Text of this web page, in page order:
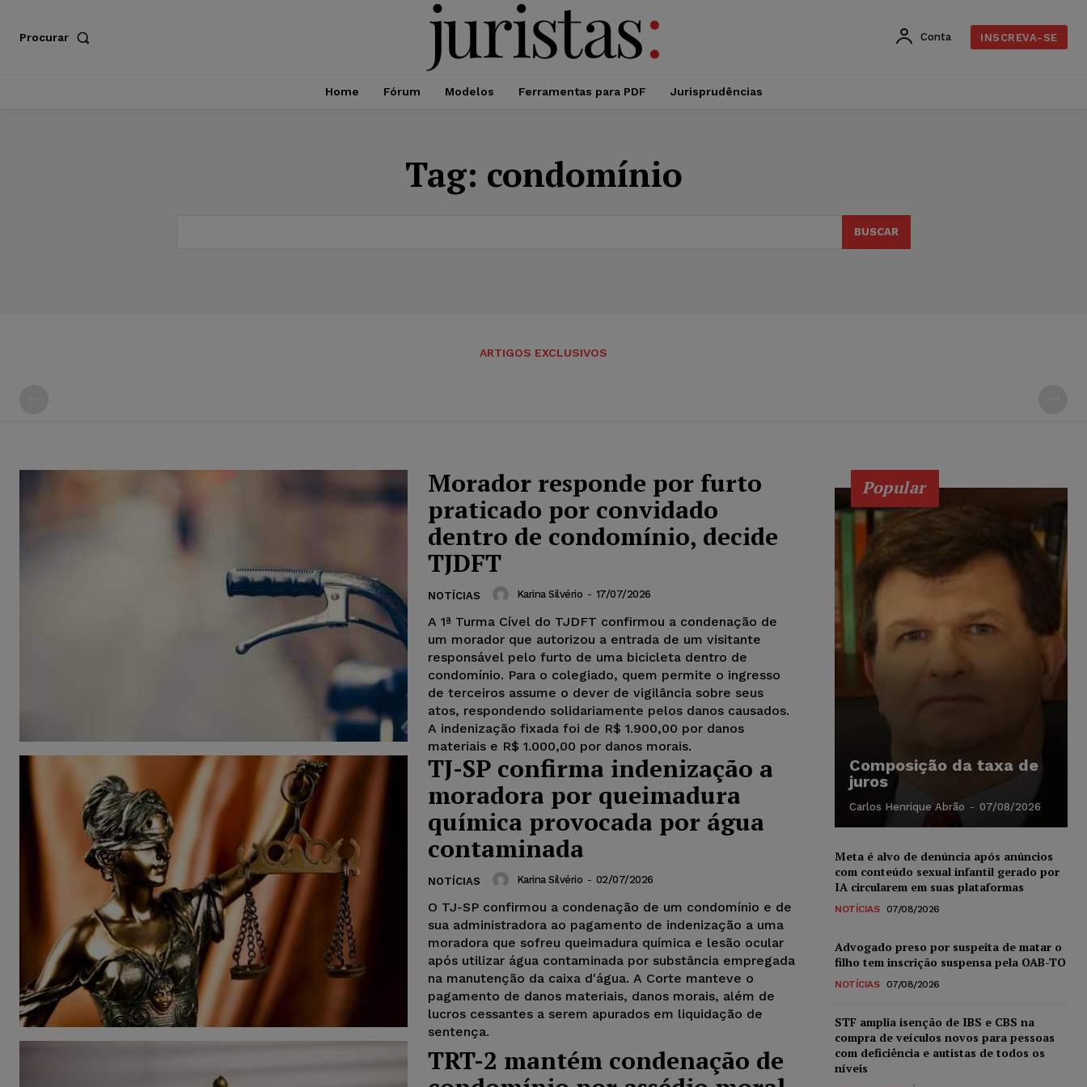
Procurar Conta INSCREVA-SE
Home Fórum Modelos Ferramentas para PDF Jurisprudências
Tag: condomínio
BUSCAR
ARTIGOS EXCLUSIVOS
Morador responde por furto
praticado por convidado
dentro de condomínio, decide
TJDFT
NOTÍCIAS Karina Silvério - 17/07/2026
A 1ª Turma Cível do TJDFT confirmou a condenação de
um morador que autorizou a entrada de um visitante
responsável pelo furto de uma bicicleta dentro de
condomínio. Para o colegiado, quem permite o ingresso
de terceiros assume o dever de vigilância sobre seus
atos, respondendo solidariamente pelos danos causados.
A indenização fixada foi de R$ 1.900,00 por danos
materiais e R$ 1.000,00 por danos morais.
TJ-SP confirma indenização a
moradora por queimadura
química provocada por água
contaminada
NOTÍCIAS Karina Silvério - 02/07/2026
O TJ-SP confirmou a condenação de um condomínio e de
sua administradora ao pagamento de indenização a uma
moradora que sofreu queimadura química e lesão ocular
após utilizar água contaminada por substância empregada
na manutenção da caixa d'água. A Corte manteve o
pagamento de danos materiais, danos morais, além de
lucros cessantes a serem apurados em liquidação de
sentença.
TRT-2 mantém condenação de
Popular
Composição da taxa de
juros
Carlos Henrique Abrão - 07/08/2026
Meta é alvo de denúncia após anúncios
com conteúdo sexual infantil gerado por
IA circularem em suas plataformas
NOTÍCIAS 07/08/2026
Advogado preso por suspeita de matar o
filho tem inscrição suspensa pela OAB-TO
NOTÍCIAS 07/08/2026
STF amplia isenção de IBS e CBS na
compra de veículos novos para pessoas
com deficiência e autistas de todos os
níveis